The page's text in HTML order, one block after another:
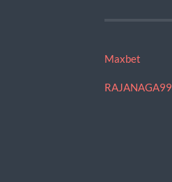
Maxbet
RAJANAGA99